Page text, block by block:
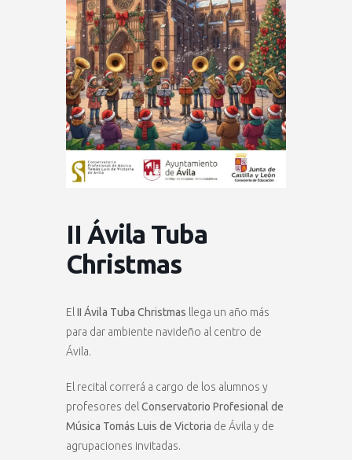
II Ávila Tuba
Christmas
El II Ávila Tuba Christmas llega un año más
para dar ambiente navideño al centro de
Ávila.
El recital correrá a cargo de los alumnos y
profesores del Conservatorio Profesional de
Música Tomás Luis de Victoria de Ávila y de
agrupaciones invitadas.